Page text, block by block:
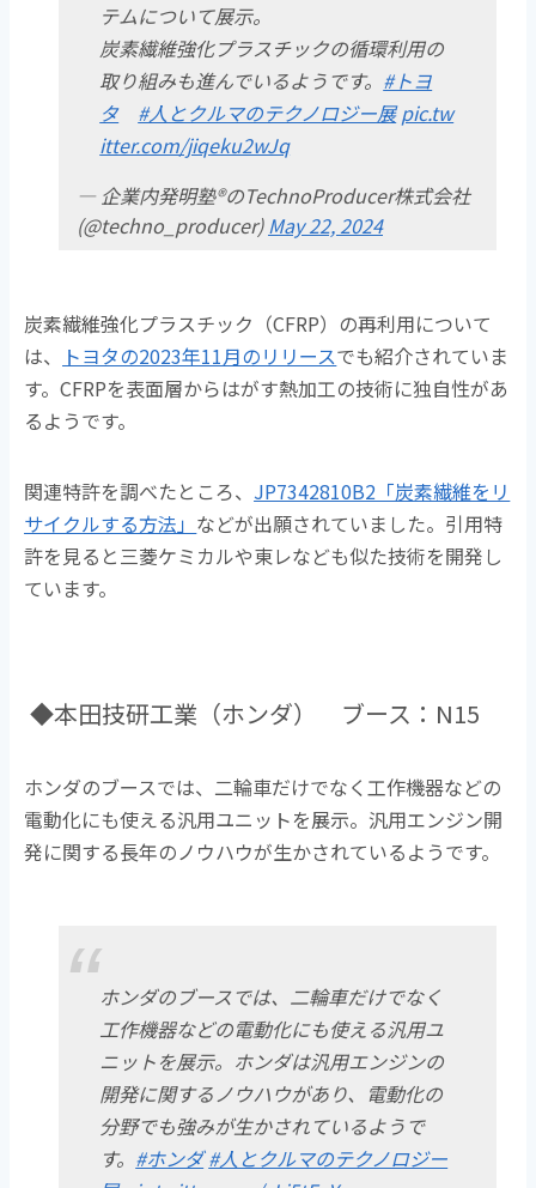
テムについて展示。
炭素繊維強化プラスチックの循環利用の
取り組みも進んでいるようです。 #トヨ
タ
#人とクルマのテクノロジー展 pic.tw
itter.com/jiqeku2wJq
— 企業内発明塾®のTechnoProducer株式会社
(@techno_producer)May 22, 2024
炭素繊維強化プラスチック（CFRP）の再利用について
は、
トヨタの2023年11月のリリースでも紹介されていま
す。CFRPを表面層からはがす熱加工の技術に独自性があ
るようです。
関連特許を調べたところ、 JP7342810B2「炭素繊維をリ
サイクルする方法」 などが出願されていました。引用特
許を見ると三菱ケミカルや東レなども似た技術を開発し
ています。
◆本田技研工業（ホンダ） ブース：N15
ホンダのブースでは、二輪車だけでなく工作機器などの
電動化にも使える汎用ユニットを展示。汎用エンジン開
発に関する長年のノウハウが生かされているようです。
ホンダのブースでは、二輪車だけでなく
工作機器などの電動化にも使える汎用ユ
ニットを展示。ホンダは汎用エンジンの
開発に関するノウハウがあり、電動化の
分野でも強みが生かされているようで
す。 #ホンダ #人とクルマのテクノロジー